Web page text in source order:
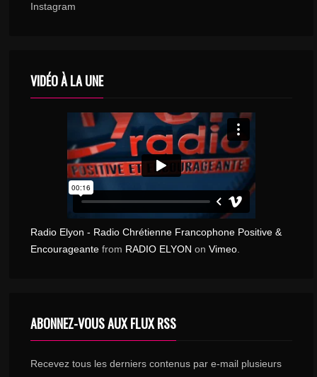
Instagram
VIDÉO À LA UNE
Radio Elyon - Radio Chrétienne Francophone Positive &
Encourageante from RADIO ELYON onVimeo
ABONNEZ-VOUS AUX FLUX RSS
Recevez tous les derniers contenus par e-mail plusieurs